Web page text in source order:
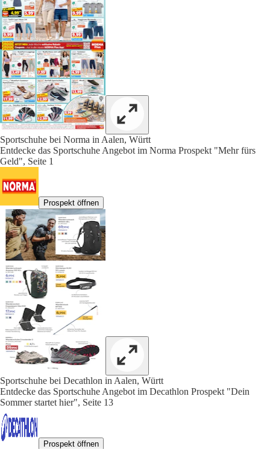
Sportschuhe bei Norma in Aalen, Württ
Entdecke das Sportschuhe Angebot im Norma Prospekt "Mehr fürs
Geld", Seite 1
Prospekt öffnen
Sportschuhe bei Decathlon in Aalen, Württ
Entdecke das Sportschuhe Angebot im Decathlon Prospekt "Dein
Sommer startet hier", Seite 13
Prospekt öffnen